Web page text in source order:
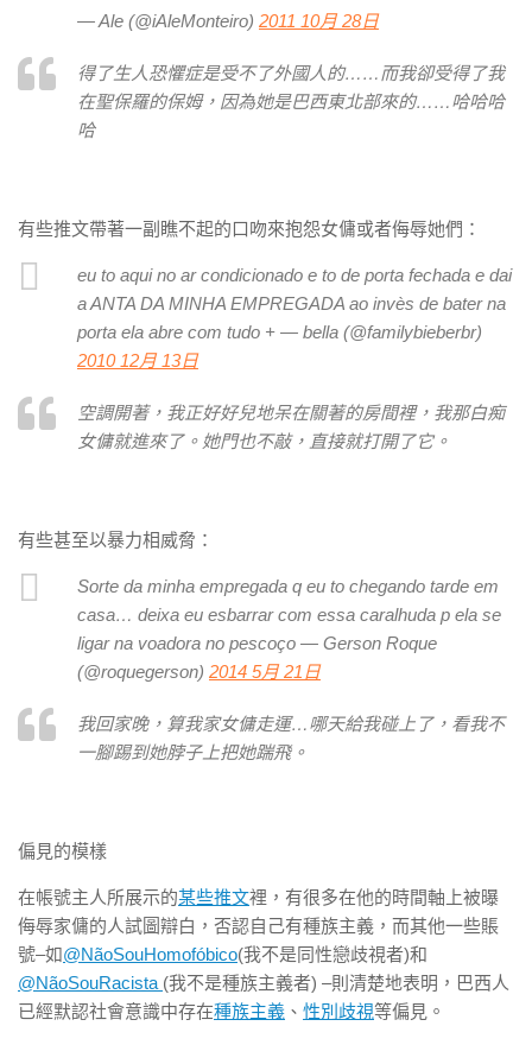
— Ale (@iAleMonteiro) 2011 10月 28日
得了生人恐懼症是受不了外國人的……而我卻受得了我
在聖保羅的保姆，因為她是巴西東北部來的……哈哈哈
哈
有些推文帶著一副瞧不起的口吻來抱怨女傭或者侮辱她們：
eu to aqui no ar condicionado e to de porta fechada e dai
a ANTA DA MINHA EMPREGADA ao invès de bater na
porta ela abre com tudo + — bella (@familybieberbr)
2010 12月 13日
空調開著，我正好好兒地呆在關著的房間裡，我那白痴
女傭就進來了。她門也不敲，直接就打開了它。
有些甚至以暴力相威脅：
Sorte da minha empregada q eu to chegando tarde em
casa… deixa eu esbarrar com essa caralhuda p ela se
ligar na voadora no pescoço — Gerson Roque
(@roquegerson) 2014 5月 21日
我回家晚，算我家女傭走運…哪天給我碰上了，看我不
一腳踢到她脖子上把她踹飛。
偏見的模樣
在帳號主人所展示的某些推文裡，有很多在他的時間軸上被曝
侮辱家傭的人試圖辯白，否認自己有種族主義，而其他一些賬
號–如@NãoSouHomofóbico(我不是同性戀歧視者)和
@NãoSouRacista (我不是種族主義者) –則清楚地表明，巴西人
已經默認社會意識中存在種族主義 、 性別歧視等偏見。